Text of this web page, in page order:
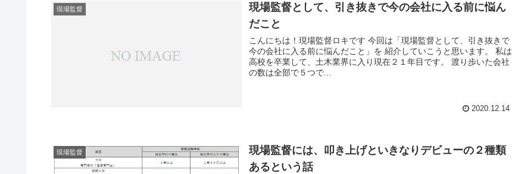
現場監督
現場監督として、引き抜きで今の会社に入る前に悩ん
だこと
こんにちは！現場監督ロキです 今回は「現場監督として、引き抜きで
今の会社に入る前に悩んだこと」を 紹介していこうと思います。 私は
高校を卒業して、土木業界に入り現在２１年目です。 渡り歩いた会社
の数は全部で５つで...
2020.12.14
現場監督
現場監督には、叩き上げといきなりデビューの２種類
あるという話